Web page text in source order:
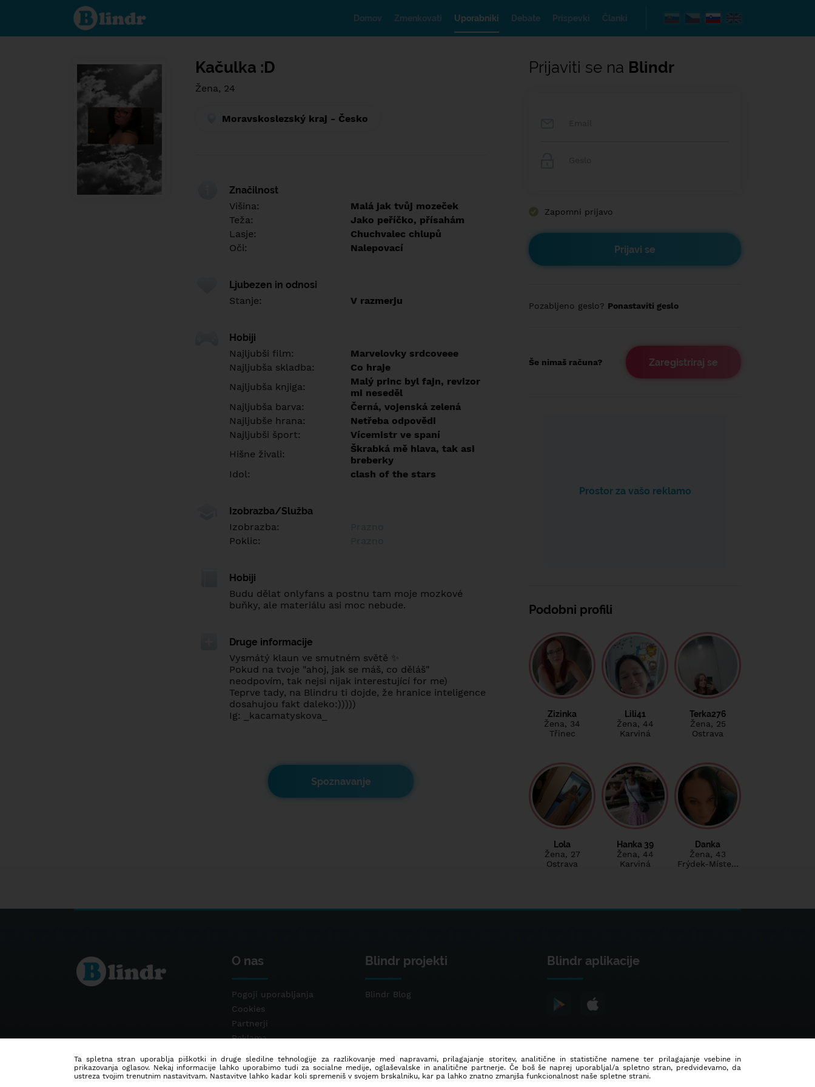
Find out
what's
under
and
dating
network.
Domov Zmenkovati Uporabniki Debate Prispevki Članki
Kačulka :D
Žena, 24
Moravskoslezský kraj - Česko
Značilnost
Višina:
Malá jak tvůj mozeček
Teža:
Jako peříčko, přísahám
Lasje:
Chuchvalec chlupů
Oči:
Nalepovací
Ljubezen in odnosi
Stanje:
V razmerju
Hobiji
Najljubši film:
Marvelovky srdcoveee
Najljubša skladba:
Co hraje
Najljubša knjiga:
Malý princ byl fajn, revizor
mi neseděl
Najljubša barva:
Černá, vojenská zelená
Najljubše hrana:
Netřeba odpovědi
Najljubši šport:
Vícemistr ve spaní
Hišne živali:
Škrabká mě hlava, tak asi
breberky
Idol:
clash of the stars
Izobrazba/Služba
Izobrazba:
Poklic:
Hobiji
Budu dělat onlyfans a postnu tam moje mozkové
buňky, ale materiálu asi moc nebude.
Druge informacije
Vysmátý klaun ve smutném světě ✨
Pokud na tvoje "ahoj, jak se máš, co děláš"
neodpovím, tak nejsi nijak interestující for me)
Teprve tady, na Blindru ti dojde, že hranice inteligence
dosahujou fakt daleko:)))))
Ig: _kacamatyskova_
Spoznavanje
Prijaviti se na Blindr
Zapomni prijavo
Pozabljeno geslo? Ponastaviti geslo
Še nimaš računa? Zaregistriraj se
Prostor za vašo reklamo
Podobni profili
Zizinka
Žena, 34
Třinec
Lili41
Žena, 44
Karviná
Terka276
Žena, 25
Ostrava
Lola
Žena, 27
Ostrava
Hanka 39
Žena, 44
Karviná
Danka
Žena, 43
Frýdek-Míste…
O nas
Pogoji uporabljanja
Cookies
Partnerji
Reklama
Blindr projekti
Blindr Blog
Blindr aplikacije
Ta spletna stran uporablja piškotki in druge sledilne tehnologije za razlikovanje med napravami, prilagajanje storitev, analitične in statistične namene ter prilagajanje vsebine in
prikazovanja oglasov. Nekaj informacije lahko uporabimo tudi za socialne medije, oglaševalske in analitične partnerje. Če boš še naprej uporabljal/a spletno stran, predvidevamo, da
ustreza tvojim trenutnim nastavitvam. Nastavitve lahko kadar koli spremeniš v svojem brskalniku, kar pa lahko znatno zmanjša funkcionalnost naše spletne strani.